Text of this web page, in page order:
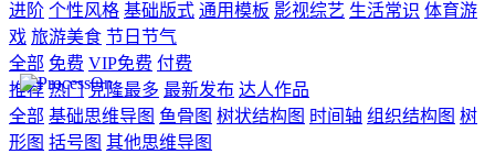
进阶 个性风格 基础版式 通用模板 影视综艺 生活常识 体育游
戏 旅游美食 节日节气
全部 免费 VIP免费 付费
推荐 热门 克隆最多 最新发布 达人作品
全部 基础思维导图 鱼骨图 树状结构图 时间轴 组织结构图 树
形图 括号图 其他思维导图